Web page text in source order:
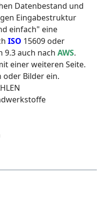
Datenbestand und
Eingabestruktur
einfach" eine
ISO 15609 oder
9.3 auch nach AWS.
einer weiteren Seite.
oder Bilder ein.